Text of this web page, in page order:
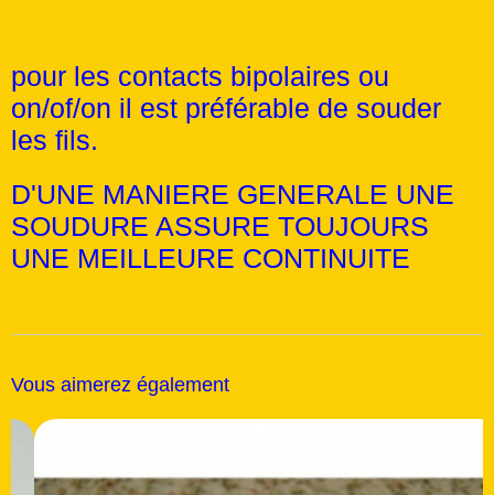
pour les contacts bipolaires ou
on/of/on il est préférable de souder
les fils.
D'UNE MANIERE GENERALE UNE
SOUDURE ASSURE TOUJOURS
UNE MEILLEURE CONTINUITE
Vous aimerez également